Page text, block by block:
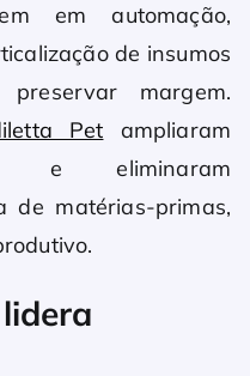
em automação,
de insumos
margem.
Pet ampliaram
e eliminaram
de matérias-primas,